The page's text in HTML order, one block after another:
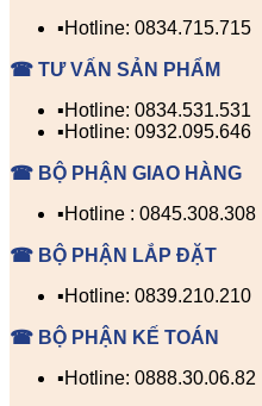
▪️Hotline: 0834.715.715
☎ TƯ VẤN SẢN PHẨM
▪️Hotline: 0834.531.531
▪️Hotline: 0932.095.646
☎ BỘ PHẬN GIAO HÀNG
▪️Hotline : 0845.308.308
☎ BỘ PHẬN LẮP ĐẶT
▪️Hotline: 0839.210.210
☎ BỘ PHẬN KẾ TOÁN
▪️Hotline: 0888.30.06.82